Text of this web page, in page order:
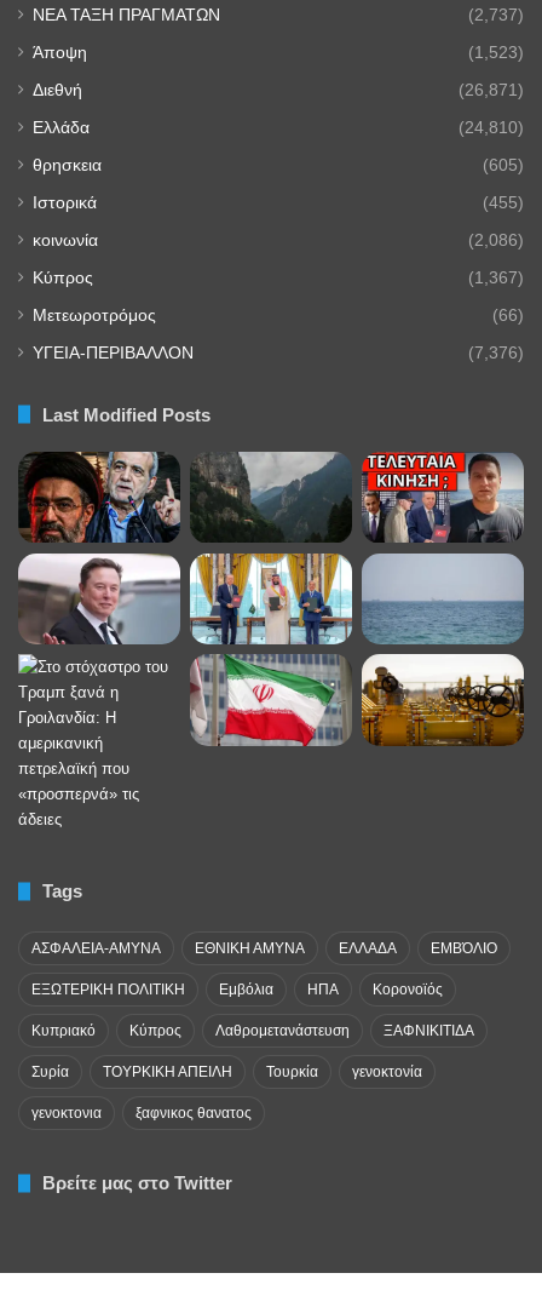
NEA TAΞΗ ΠΡΑΓΜΑΤΩΝ (2,737)
Άποψη (1,523)
Διεθνή (26,871)
Ελλάδα (24,810)
θρησκεια (605)
Ιστορικά (455)
κοινωνία (2,086)
Κύπρος (1,367)
Μετεωροτρόμος (66)
ΥΓΕΙΑ-ΠΕΡΙΒΑΛΛΟΝ (7,376)
Last Modified Posts
Tags
ΑΣΦΑΛΕΙΑ-ΑΜΥΝΑ ΕΘΝΙΚΗ ΑΜΥΝΑ ΕΛΛΑΔΑ ΕΜΒΌΛΙΟ
ΕΞΩΤΕΡΙΚΗ ΠΟΛΙΤΙΚΗ Εμβόλια ΗΠΑ Κορονοϊός
Κυπριακό Κύπρος Λαθρομετανάστευση ΞΑΦΝΙΚΙΤΙΔΑ
Συρία ΤΟΥΡΚΙΚΗ ΑΠΕΙΛΗ Τουρκία γενοκτονία
γενοκτονια ξαφνικος θανατος
Βρείτε μας στο Twitter